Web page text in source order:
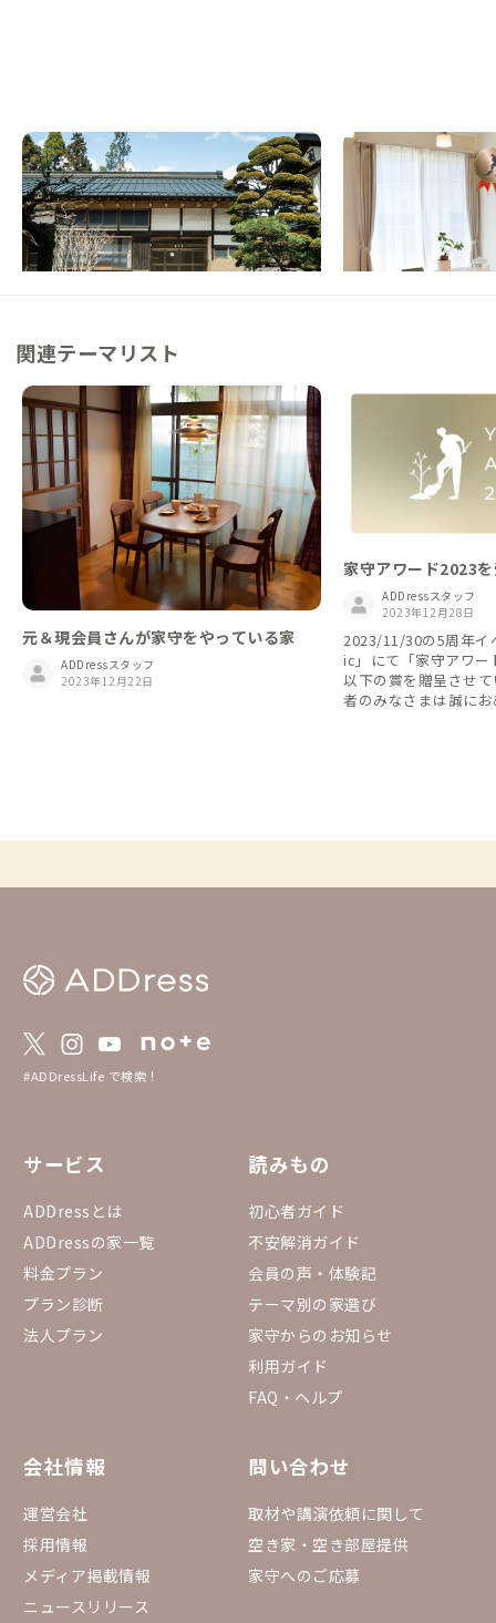
上野原A邸
山梨県 シェアハウス
【都心から1時間】築300年の古民家シェア
ハウス
この家からの距離 15km
鶴巻温泉C邸
【駅徒歩6分】温泉
が自慢の家
この家からの距離 16km
関連テーマリスト
元＆現会員さんが家守をやっている家
ADDressスタッフ
2023年12月22日
家守アワード2023
ADDressスタッフ
2023年12月28日
2023/11/30の5周年イ
ic」にて「家守アワー
以下の賞を贈呈させ
者のみなさまは誠に
家・家守さんが受賞
#ADDressLife で検索！
サービス
ADDressとは
ADDressの家一覧
料金プラン
プラン診断
法人プラン
読みもの
初心者ガイド
不安解消ガイド
会員の声・体験記
テーマ別の家選び
家守からのお知らせ
利用ガイド
FAQ・ヘルプ
会社情報
運営会社
採用情報
メディア掲載情報
ニュースリリース
問い合わせ
取材や講演依頼に関して
空き家・空き部屋提供
家守へのご応募